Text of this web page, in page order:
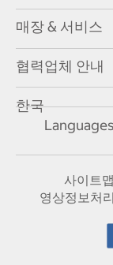
매장 & 서비스
협력업체 안내
한국
Languages
사이트맵
영상정보처